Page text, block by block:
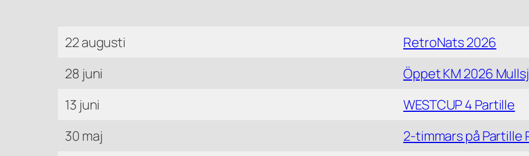
22 augusti
RetroNats 2026
28 juni
Öppet KM 2026
13 juni
WESTCUP 4 Partille
30 maj
2-timmars på Partille